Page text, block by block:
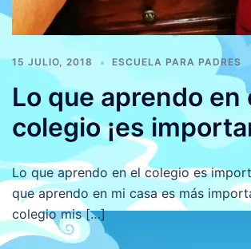
15 JULIO, 2018 ESCUELA PARA PADRES
Lo que aprendo en
colegio ¡es
Lo que aprendo en el colegio es
que aprendo en mi casa es más
colegio mis […]